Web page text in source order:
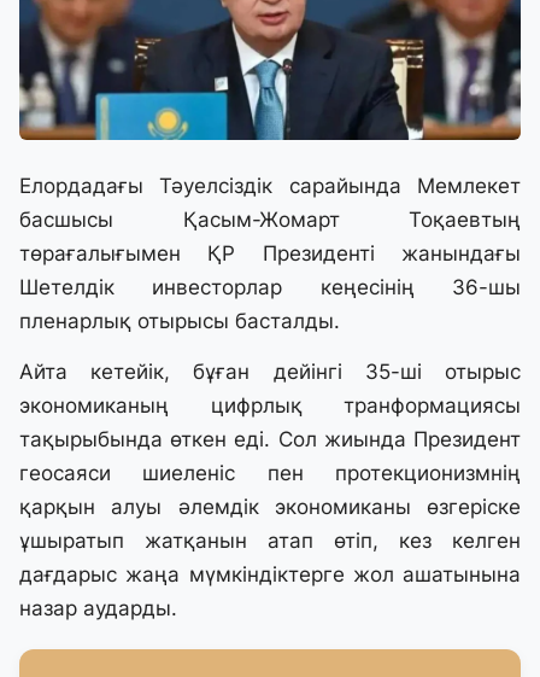
Елордадағы Тәуелсіздік сарайында Мемлекет
басшысы Қасым-Жомарт Тоқаевтың
төрағалығымен ҚР Президенті жанындағы
Шетелдік инвесторлар кеңесінің 36-шы
пленарлық отырысы басталды.
Айта кетейік, бұған дейінгі 35-ші отырыс
экономиканың цифрлық транформациясы
тақырыбында өткен еді. Сол жиында Президент
геосаяси шиеленіс пен протекционизмнің
қарқын алуы әлемдік экономиканы өзгеріске
ұшыратып жатқанын атап өтіп, кез келген
дағдарыс жаңа мүмкіндіктерге жол ашатынына
назар аударды.